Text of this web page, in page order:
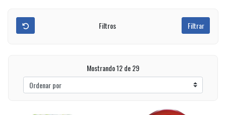
Filtros Filtrar
Mostrando 12 de 29